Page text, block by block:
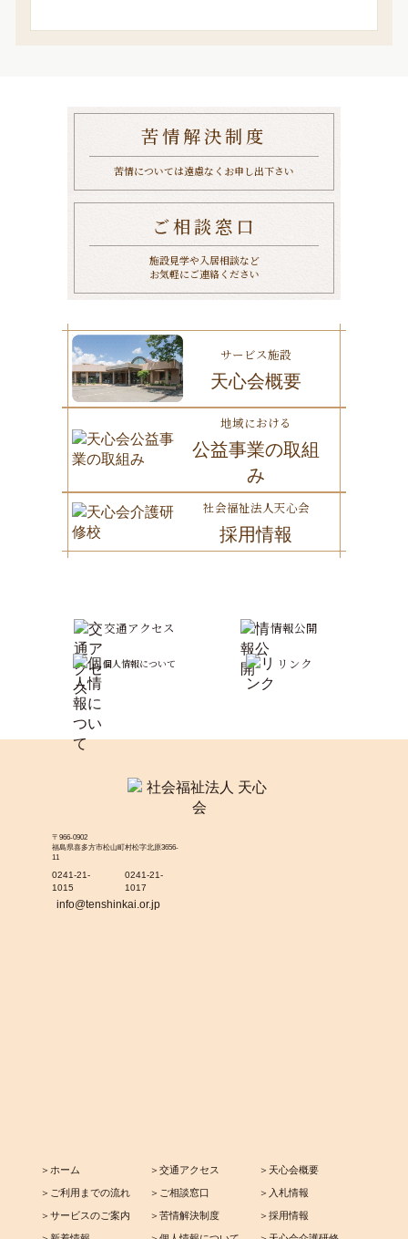
苦情解決制度
苦情については遠慮なくお申し出下さい
ご相談窓口
施設見学や入居相談など
お気軽にご連絡ください
サービス施設
天心会概要
地域における
公益事業の取組
み
社会福祉法人天心会
採用情報
交通アクセス 情報公開
個人情報について リンク
〒966-0902
福島県喜多方市松山町村松字北原3656-
11
0241-21-
1015
0241-21-
1017
info@tenshinkai.or.jp
＞ホーム
＞ご利用までの流れ
＞サービスのご案内
＞交通アクセス
＞ご相談窓口
＞苦情解決制度
＞天心会概要
＞入札情報
＞採用情報